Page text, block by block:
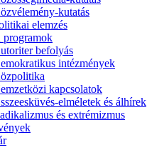
kutatás
elemzés
programok
befolyás
intézmények
kapcsolatok
elméletek és álhírek
és extrémizmus